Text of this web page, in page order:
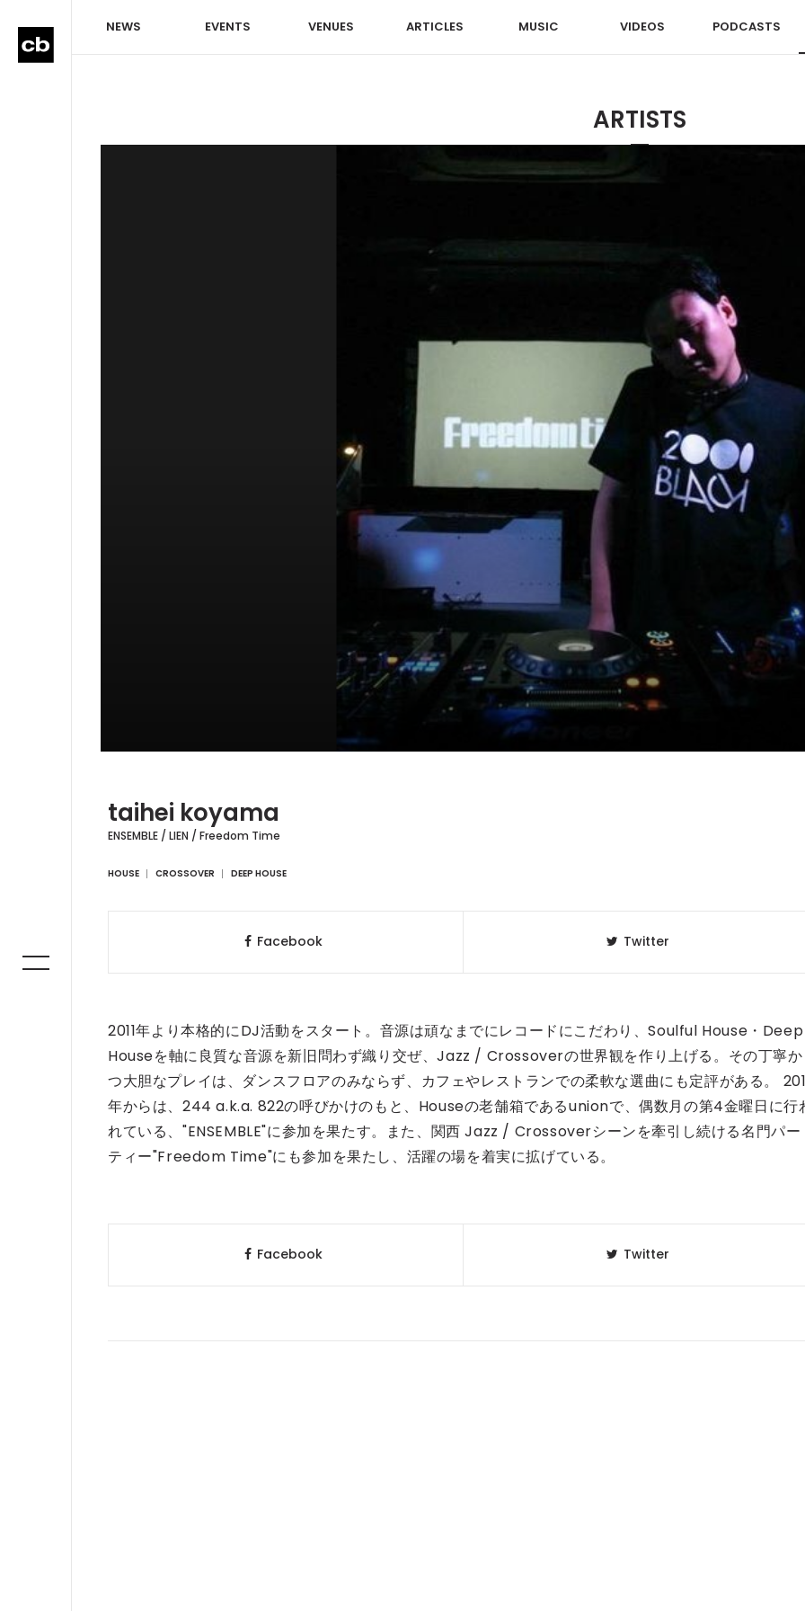
NEWS EVENTS VENUES ARTICLES MUSIC VIDEOS PODCASTS
ARTISTS
taihei koyama
ENSEMBLE / LIEN / Freedom Time
HOUSE CROSSOVER DEEP HOUSE
Facebook Twitter
2011年より本格的にDJ活動をスタート。音源は頑なまでにレコードにこだわり、Soulful House・Deep
Houseを軸に良質な音源を新旧問わず織り交ぜ、Jazz / Crossoverの世界観を作り上げる。その丁寧か
つ大胆なプレイは、ダンスフロアのみならず、カフェやレストランでの柔軟な選曲にも定評がある。
年からは、244 a.k.a. 822の呼びかけのもと、Houseの老舗箱であるunionで、偶数月の第4金曜日に行
れている、"ENSEMBLE"に参加を果たす。また、関西 Jazz / Crossoverシーンを牽引し続ける名門パー
ティー"Freedom Time"にも参加を果たし、活躍の場を着実に拡げている。
Facebook Twitter